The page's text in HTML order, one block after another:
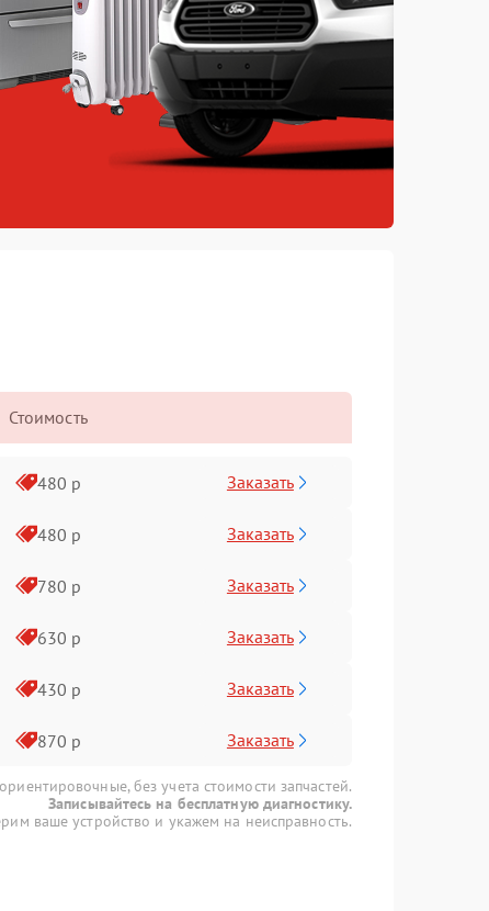
Стоимость
480 р Заказать
480 р Заказать
780 р Заказать
630 р Заказать
430 р Заказать
870 р Заказать
без учета стоимости запчастей.
Записывайтесь на бесплатную диагностику.
ваше устройство и укажем на неисправность.